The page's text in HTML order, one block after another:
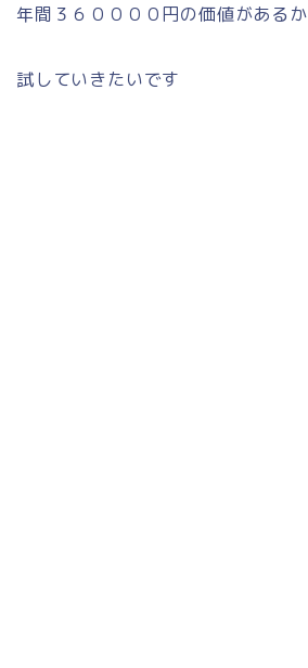
年間３６００００円の価値があるか
試していきたいです